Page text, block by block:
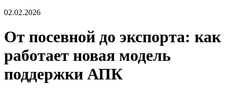
02.02.2026
От посевной до экспорта: как
работает новая модель
поддержки АПК